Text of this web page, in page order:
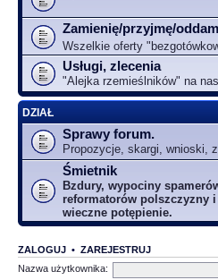
Zamienię/przyjmę/oddam
Wszelkie oferty
Usługi, zlecenia
"Alejka rzemieślników" na
DZIAŁ
Sprawy forum.
Propozycje, skargi, wnioski,
Śmietnik
Bzdury, wypociny
reformatorów polszczyzny i
wieczne potępienie.
ZALOGUJ • ZAREJESTRUJ
Nazwa użytkownika: